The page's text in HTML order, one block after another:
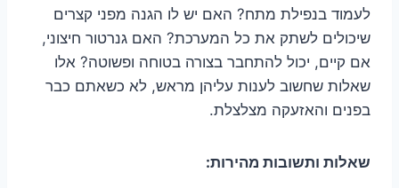
לעמוד בנפילת מתח? האם יש לו הגנה מפני קצרים
שיכולים לשתק את כל המערכת? האם גנרטור חיצוני,
אם קיים, יכול להתחבר בצורה בטוחה ופשוטה? אלו
שאלות שחשוב לענות עליהן מראש, לא כשאתם כבר
בפנים והאזעקה מצלצלת.
שאלות ותשובות מהירות: